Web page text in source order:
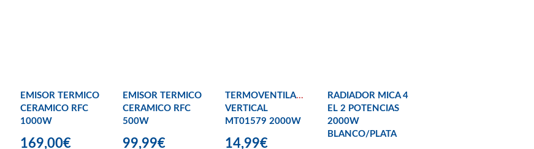
EMISOR TERMICO
CERAMICO RFC
1000W
169,00€
EMISOR TERMICO
CERAMICO RFC
500W
99,99€
TERMOVENTILADOR
VERTICAL
MT01579 2000W
14,99€
RADIADOR MICA 4
EL 2 POTENCIAS
2000W
BLANCO/PLATA